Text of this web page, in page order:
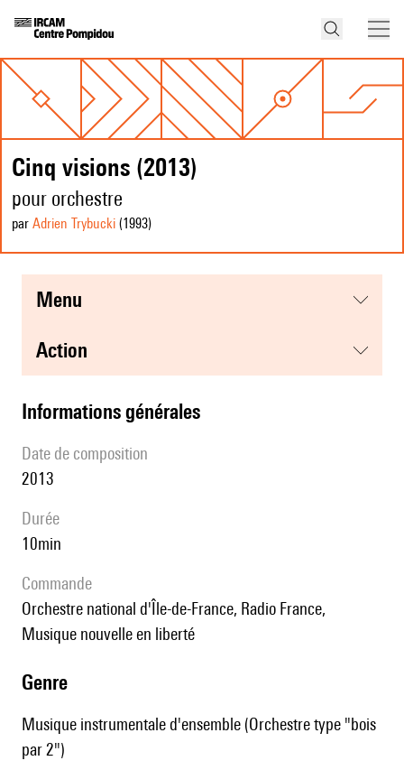
Cinq visions (2013)
pour orchestre
par Adrien Trybucki (1993)
menu
action
informations générales
date de composition
2013
durée
10min
Commande
Orchestre national d'Île-de-France, Radio France,
Musique nouvelle en liberté
genre
Musique instrumentale d'ensemble (Orchestre type "bois
par 2")